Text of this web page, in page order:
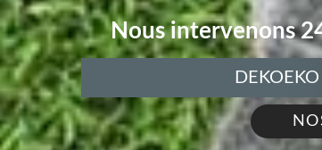
Nous intervenons